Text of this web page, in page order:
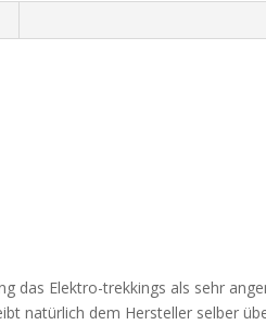
das Elektro-trekkings als sehr
natürlich dem Hersteller selber